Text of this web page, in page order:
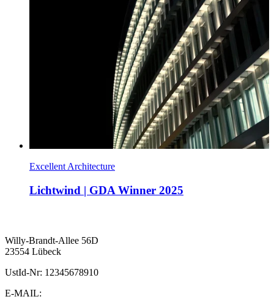
Excellent Architecture
Lichtwind | GDA Winner 2025
Willy-Brandt-Allee 56D
23554 Lübeck
UstId-Nr: 12345678910
E-MAIL: